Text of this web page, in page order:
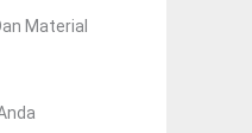
Material